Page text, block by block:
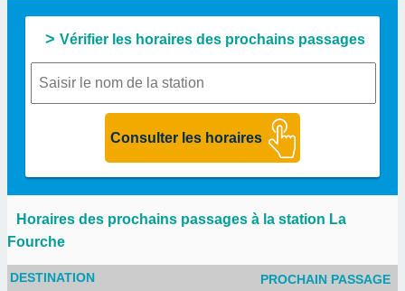
Vérifier les horaires des prochains passages
Horaires des prochains passages à la station La
Fourche
DESTINATION PROCHAIN PASSAGE